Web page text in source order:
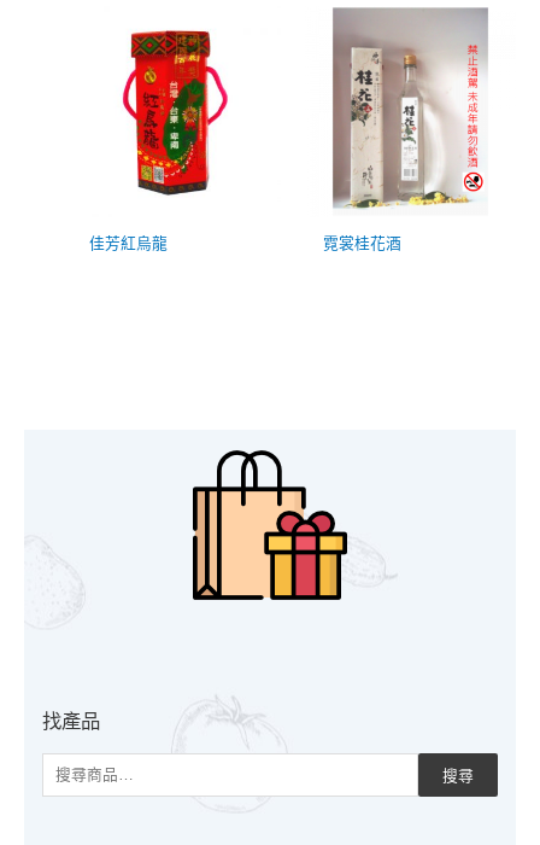
找產品
搜尋
佳芳紅烏龍 霓裳桂花酒